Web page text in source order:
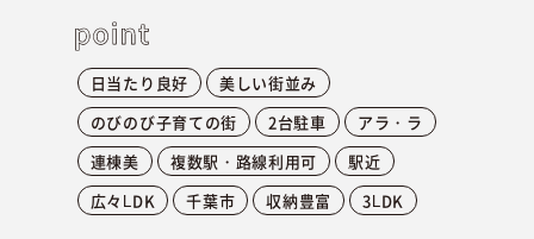
日当たり良好
美しい街並み
のびのび子育ての街
2台駐車
アラ・ラ
連棟美
複数駅・路線利用可
駅近
広々LDK
千葉市 収納豊富 3LDK